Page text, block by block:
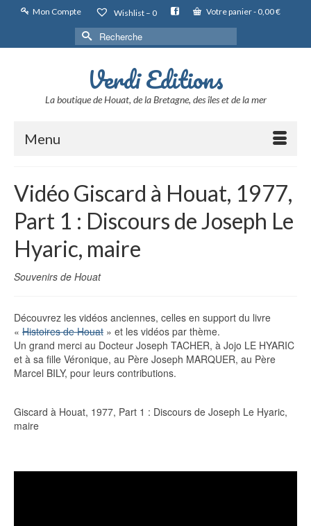
Mon Compte Wishlist – 0 Votre panier- 0,00€
Rechercher :
Verdi Editions
La boutique de Houat, de la Bretagne, des îles et de la mer
Menu
Vidéo Giscard à Houat, 1977,
Part 1 : Discours de Joseph Le
Hyaric, maire
Souvenirs de Houat
Découvrez les vidéos anciennes, celles en support du livre
« Histoires de Houat » et les vidéos par thème.
Un grand merci au Docteur Joseph TACHER, à Jojo LE HYARIC
et à sa fille Véronique, au Père Joseph MARQUER, au Père
Marcel BILY, pour leurs contributions.
Giscard à Houat, 1977, Part 1 : Discours de Joseph Le Hyaric,
maire